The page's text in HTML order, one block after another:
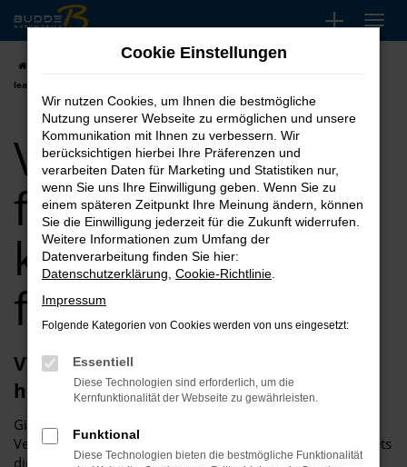
Zum
Hauptinhalt
springen
VW Jahreswagen für Meschede kaufen,
leasen, finanzieren
VW Jahreswagen
für Meschede
kaufen, leasen,
finanzieren
VW Jahreswagen – günstig trifft
hochwertig in Meschede
Ginge es um die Ermittlung des besten Preis-Leistungs-
Verhältnisses in der Autowelt, würden VW Jahreswagen stets
die vorderen Plätze einnehmen. Warum das so ist? Und
Cookie Einstellungen
Wir nutzen Cookies, um Ihnen die bestmögliche
Nutzung unserer Webseite zu ermöglichen und unsere
Kommunikation mit Ihnen zu verbessern. Wir
berücksichtigen hierbei Ihre Präferenzen und
verarbeiten Daten für Marketing und Statistiken nur,
wenn Sie uns Ihre Einwilligung geben. Wenn Sie zu
einem späteren Zeitpunkt Ihre Meinung ändern, können
Sie die Einwilligung jederzeit für die Zukunft widerrufen.
Weitere Informationen zum Umfang der
Datenverarbeitung finden Sie hier:
Datenschutzerklärung Cookie-Richtlinie
Impressum
Folgende Kategorien von Cookies werden von uns eingesetzt:
Essentiell
Diese Technologien sind erforderlich, um die
Kernfunktionalität der Webseite zu gewährleisten.
Funktional
Diese Technologien bieten die bestmögliche Funktionalität